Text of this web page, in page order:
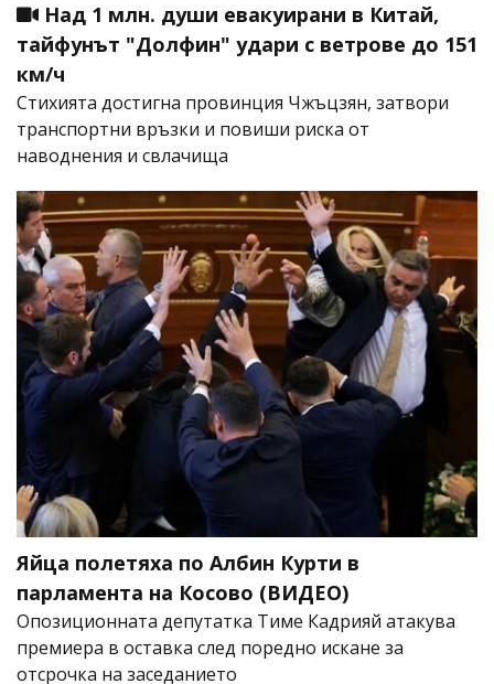
Над 1 млн. души евакуирани в Китай,
тайфунът "Долфин" удари с ветрове до 151
км/ч
Стихията достигна провинция Чжъцзян, затвори
транспортни връзки и повиши риска от
наводнения и свлачища
Яйца полетяха по Албин Курти в
парламента на Косово (ВИДЕО)
Опозиционната депутатка Тиме Кадрияй атакува
премиера в оставка след поредно искане за
отсрочка на заседанието